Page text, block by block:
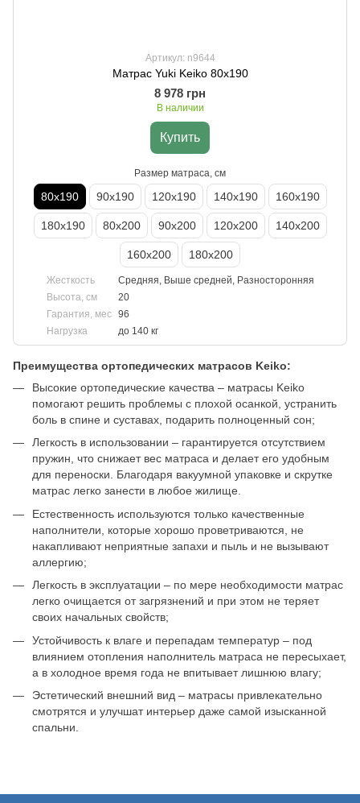
Артикул: n9644
Матрас Yuki Keiko 80х190
8 978 грн
В наличии
Купить
Размер матраса, см
80х190 90х190 120х190 140х190 160х190
180х190 80х200 90х200 120х200 140х200
160х200 180х200
Жесткость
Средняя, Выше средней, Разносторонняя
Высота, см
20
Гарантия, мес
96
Нагрузка
до 140 кг
Преимущества ортопедических матрасов Keiko:
Высокие ортопедические качества – матрасы Keiko
помогают решить проблемы с плохой осанкой, устранить
боль в спине и суставах, подарить полноценный сон;
Легкость в использовании – гарантируется отсутствием
пружин, что снижает вес матраса и делает его удобным
для переноски. Благодаря вакуумной упаковке и скрутке
матрас легко занести в любое жилище.
Естественность используются только качественные
наполнители, которые хорошо проветриваются, не
накапливают неприятные запахи и пыль и не вызывают
аллергию;
Легкость в эксплуатации – по мере необходимости матрас
легко очищается от загрязнений и при этом не теряет
своих начальных свойств;
Устойчивость к влаге и перепадам температур – под
влиянием отопления наполнитель матраса не пересыхает,
а в холодное время года не впитывает лишнюю влагу;
Эстетический внешний вид – матрасы привлекательно
смотрятся и улучшат интерьер даже самой изысканной
спальни.